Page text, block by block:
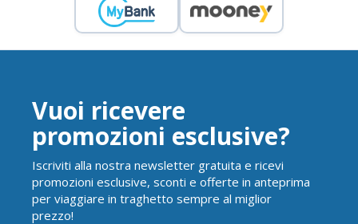
Vuoi ricevere
promozioni esclusive?
Iscriviti alla nostra newsletter gratuita e ricevi
promozioni esclusive, sconti e offerte in anteprima
per viaggiare in traghetto sempre al miglior
prezzo!